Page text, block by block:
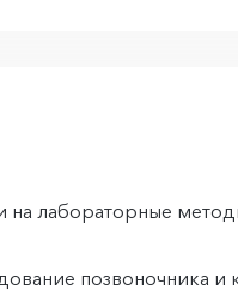
на лабораторные
позвоночника и